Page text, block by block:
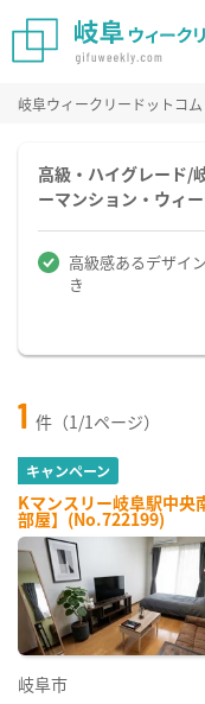
岐阜ウィークリードットコム
高級・ハイグレード/
ーマンション・ウィ
高級感あるデザイ
き
1 件（1/1ページ）
キャンペーン
Kマンスリー岐阜駅中央
部屋】(No.722199)
岐阜市